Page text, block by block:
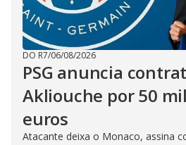
DO R7/06/08/2026
PSG anuncia
Akliouche por 50
euros
Atacante deixa o Monaco, assina